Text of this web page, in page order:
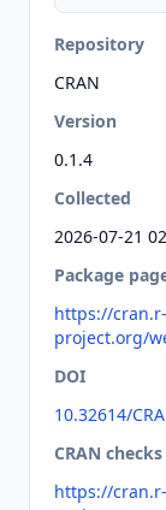
Repository
CRAN
Version
0.1.4
Collected
2026-07-21
Package
https://cran.r-
project.org/
DOI
10.32614/
CRAN checks
https://cran.r-